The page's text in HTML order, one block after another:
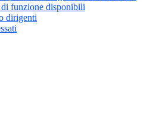
di funzione disponibili
dirigenti